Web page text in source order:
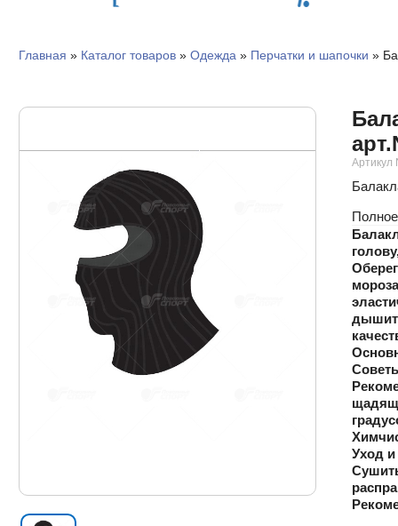
Главная » Каталог товаров» Одежда » Перчатки и шапочки »
Артикул
дышит
Уход и